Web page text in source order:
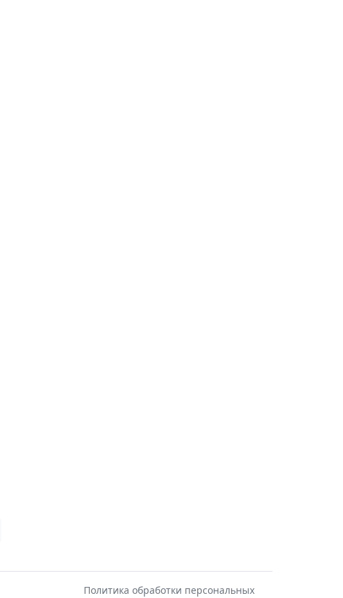
Политика обработки персональных